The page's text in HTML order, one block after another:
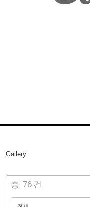
Gallery
총 76 건